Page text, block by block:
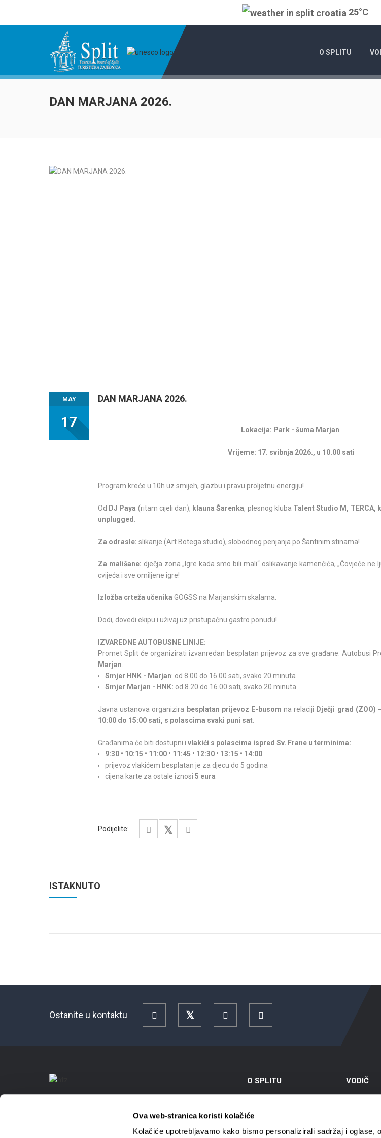
Ova web-stranica koristi kolačiće
Kolačiće upotrebljavamo kako bismo personalizirali sadržaj i oglase,
25°C
O SPLITU
DAN MARJANA 2026.
MAY
17
DAN MARJANA 2026.
Lokacija: Park - šuma Marjan
Vrijeme: 17. svibnja 2026., u 10.00 sati
Program kreće u 10h uz smijeh, glazbu i pravu proljetnu energiju!
Od DJ Paya (ritam cijeli dan), klauna Šarenka, plesnog kluba Talent Studio M, TERCA,
unplugged.
Za odrasle: slikanje (Art Botega studio), slobodnog penjanja po Šantinim stinama!
Za mališane: dječja zona „Igre kada smo bili mali“ oslikavanje kamenčića, „Čovječe ne
cvijeća i sve omiljene igre!
Izložba crteža učenika GOGSS na Marjanskim skalama.
Dodi, dovedi ekipu i uživaj uz pristupačnu gastro ponudu!
IZVAREDNE AUTOBUSNE LINIJE:
Promet Split će organizirati izvanredan besplatan prijevoz za sve građane: Autobusi
Marjan
Smjer HNK - Marjan: od 8.00 do 16.00 sati, svako 20 minuta
Smjer Marjan - HNK: od 8.20 do 16.00 sati, svako 20 minuta
Javna ustanova organizira besplatan prijevoz E-busom na relaciji Dječji grad (ZOO)
10:00 do 15:00 sati, s polascima svaki puni sat.
Građanima će biti dostupni i vlakići s polascima ispred Sv. Frane u terminima:
9:30 • 10:15 • 11:00 • 11:45 • 12:30 • 13:15 • 14:00
prijevoz vlakićem besplatan je za djecu do 5 godina
cijena karte za ostale iznosi 5 eura
Podijelite:
ISTAKNUTO
Ostanite u kontaktu FacebookTwitter YouTube
O SPLITU
Položaj
VODIČ